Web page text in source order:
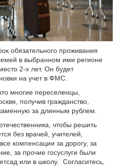
обязательного проживания
в выбранном ими регионе
2-х лет. Он будет
на учет в ФМС.
многие переселенцы,
получив гражданство,
за длинным рублем.
чтобы решить
без врачей, учителей,
компенсации за дорогу, за
за прочие госуслуги были
или в школу. Согласитесь,